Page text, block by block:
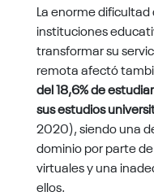
La enorme
instituciones
transformar su
remota afectó
del 18,6% de
sus estudios
2020), siendo una
dominio por parte
virtuales y una
ellos.